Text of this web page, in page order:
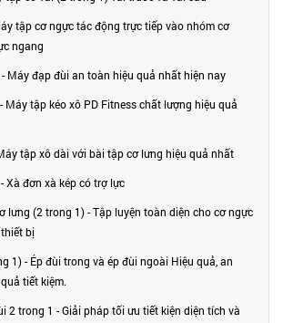
tập cơ ngực tác động trực tiếp vào nhóm cơ
ngang
Máy đạp đùi an toàn hiệu quả nhất hiện nay
Máy tập kéo xô PD Fitness chất lượng hiệu quả
tập xô dài với bài tập cơ lưng hiệu quả nhất
Xà đơn xà kép có trợ lực
lưng (2 trong 1) - Tập luyện toàn diện cho cơ ngực
bị
1) - Ép đùi trong và ép đùi ngoài Hiệu quả, an
tiết kiệm.
2 trong 1 - Giải pháp tối ưu tiết kiện diện tích và